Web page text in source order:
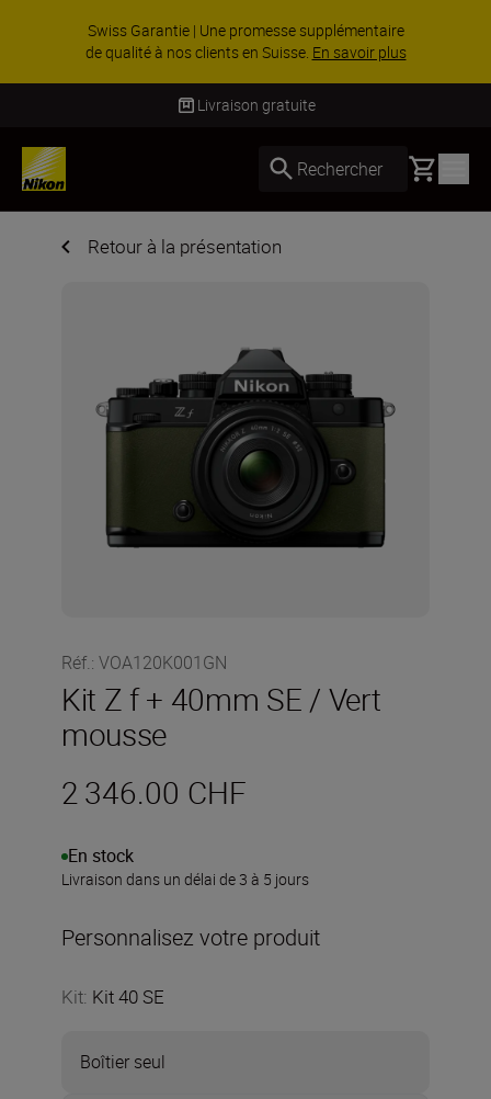
ACCESSOIRES EN PROMOTION | Économisez 15
% sur une sélection d’accessoires, complétez
votre kit dès ...Acheter maintenant
Livraison gratuite
Rechercher Basket
Retour à la présentation
Réf.: VOA120K001GN
Kit Z f + 40mm SE / Vert
mousse
2 346.00 CHF
En stock
Livraison dans un délai de 3 à 5 jours
Personnalisez votre produit
Kit: Kit 40 SE
Boîtier seul